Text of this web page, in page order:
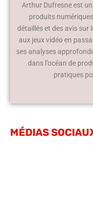
Arthur Dufresne est
produits
détaillés et des avis sur
aux jeux vidéo en
ses analyses
dans l’océan de
pratiques
MÉDIAS